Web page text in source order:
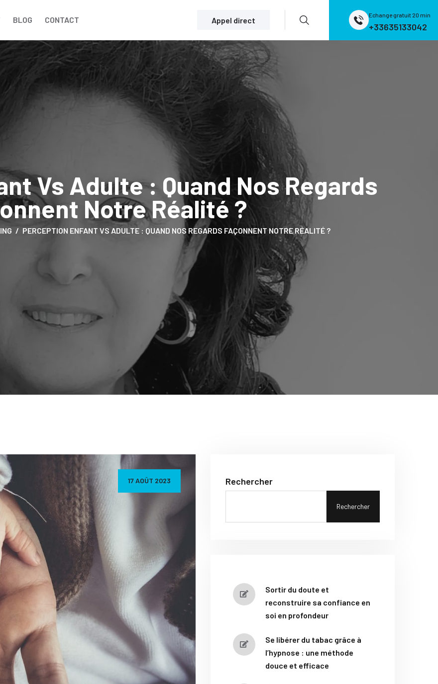
BLOG CONTACT Appel direct
Echange gratuit 20 min
+33635133042
Vs Adulte : Quand Nos Regards
Notre Réalité ?
PERCEPTION ENFANT VS ADULTE : QUAND NOS REGARDS FAÇONNENT NOTRE RÉALITÉ ?
17 AOÛT 2023 Rechercher
Rechercher
Sortir du doute et
reconstruire sa confiance en
soi en profondeur
Se libérer du tabac grâce à
l’hypnose : une méthode
douce et efficace